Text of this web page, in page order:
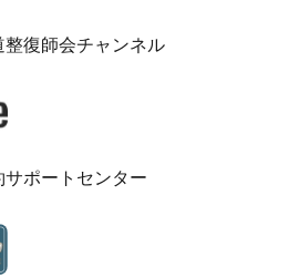
整復師会チャンネル
サポートセンター